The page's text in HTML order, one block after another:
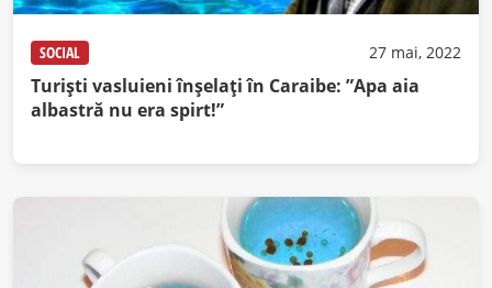
SOCIAL 27 mai, 2022
Turiști vasluieni înșelați în Caraibe: ”Apa aia
albastră nu era spirt!”